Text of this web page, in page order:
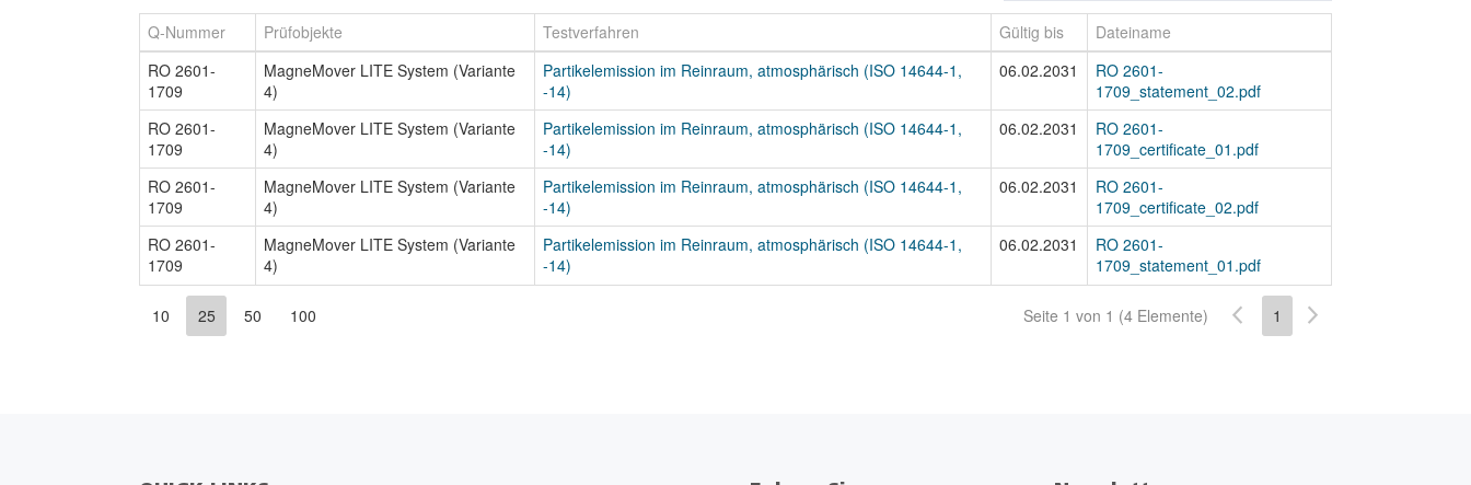
Q-Nummer Prüfobjekte Testverfahren Gültig bis
Dateiname
RO 2601-
1709
MagneMover LITE System (Variante
4)
Partikelemission im Reinraum, atmosphärisch (ISO 14644-1,
-14)
06.02.2031
RO 2601-
1709_statement_02.pdf
RO 2601-
1709
MagneMover LITE System (Variante
4)
Partikelemission im Reinraum, atmosphärisch (ISO 14644-1,
-14)
06.02.2031
RO 2601-
1709_certificate_01.pdf
RO 2601-
1709
MagneMover LITE System (Variante
4)
Partikelemission im Reinraum, atmosphärisch (ISO 14644-1,
-14)
06.02.2031
RO 2601-
1709_certificate_02.pdf
RO 2601-
1709
MagneMover LITE System (Variante
4)
Partikelemission im Reinraum, atmosphärisch (ISO 14644-1,
-14)
06.02.2031
RO 2601-
1709_statement_01.pdf
10 25 50 100 Seite 1 von 1 (4 Elemente) 1